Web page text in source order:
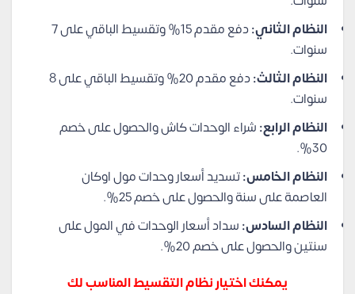
النظام الثاني:
دفع مقدم 15% وتقسيط الباقي على 7
سنوات.
النظام الثالث:
دفع مقدم 20% وتقسيط الباقي على 8
سنوات.
النظام الرابع:شراء الوحدات كاش والحصول على خصم
30%.
النظام الخامس:تسديد أسعار وحدات مول اوكان
العاصمة على سنة والحصول على خصم 25%.
النظام السادس:سداد أسعار الوحدات في المول على
سنتين والحصول على خصم 20%.
يمكنك اختيار نظام التقسيط المناسب لك